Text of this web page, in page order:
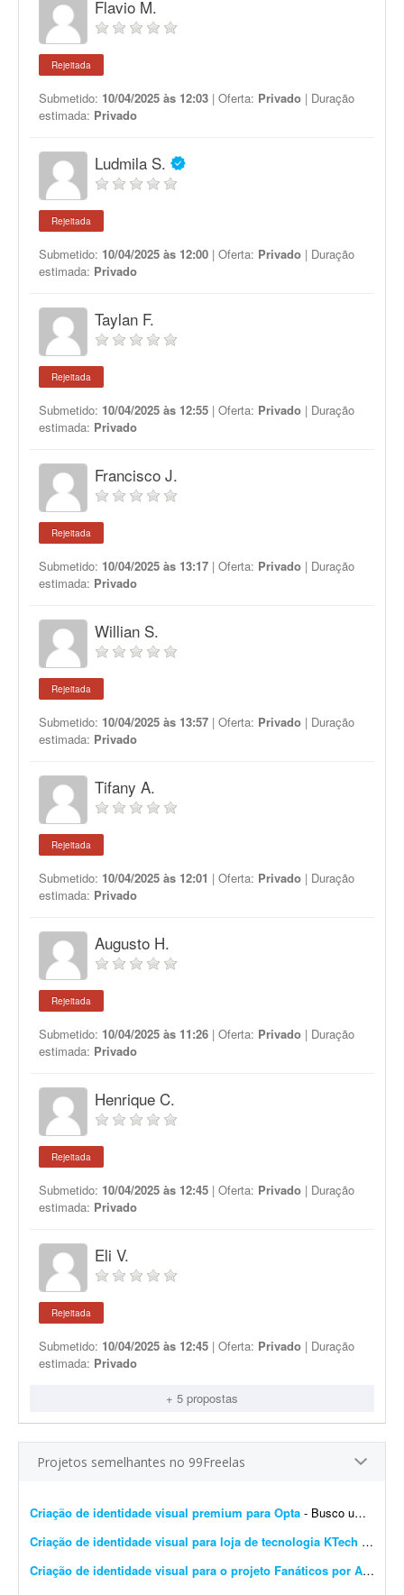
Flavio M.
Rejeitada
Submetido: 10/04/2025 às 12:03 | Oferta: Privado | Duração
estimada: Privado
Ludmila S.
Rejeitada
Submetido: 10/04/2025 às 12:00 | Oferta: Privado | Duração
estimada: Privado
Taylan F.
Rejeitada
Submetido: 10/04/2025 às 12:55 | Oferta: Privado | Duração
estimada: Privado
Francisco J.
Rejeitada
Submetido: 10/04/2025 às 13:17 | Oferta: Privado | Duração
estimada: Privado
Willian S.
Rejeitada
Submetido: 10/04/2025 às 13:57 | Oferta: Privado | Duração
estimada: Privado
Tifany A.
Rejeitada
Submetido: 10/04/2025 às 12:01 | Oferta: Privado | Duração
estimada: Privado
Augusto H.
Rejeitada
Submetido: 10/04/2025 às 11:26 | Oferta: Privado | Duração
estimada: Privado
Henrique C.
Rejeitada
Submetido: 10/04/2025 às 12:45 | Oferta: Privado | Duração
estimada: Privado
Eli V.
Rejeitada
Submetido: 10/04/2025 às 12:45 | Oferta: Privado | Duração
estimada: Privado
+ 5 propostas
Projetos semelhantes no 99Freelas
Criação de identidade visual premium para Opta - Busco um designer profissional para criar a identidade visual da **Opta**, uma empresa de tecnologia voltada para ajudar pessoas a tomarem melhores decisões antes de comprar. O principal ob...
Criação de identidade visual para loja de tecnologia KTech
Criação de identidade visual para o projeto Fanáticos por Aviões